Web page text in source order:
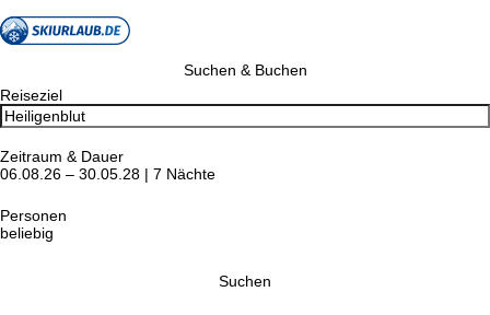
Suchen & Buchen
Reiseziel
Zeitraum & Dauer
06.08.26 – 30.05.28 | 7 Nächte
Personen
beliebig
Suchen